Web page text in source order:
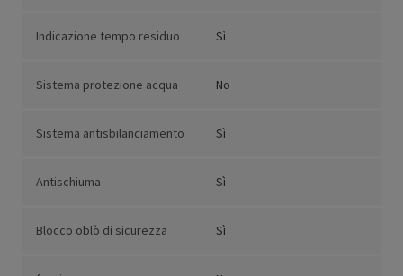
Indicazione tempo residuo Sì
Sistema protezione acqua No
Sistema antisbilanciamento Sì
Antischiuma Sì
Blocco oblò di sicurezza Sì